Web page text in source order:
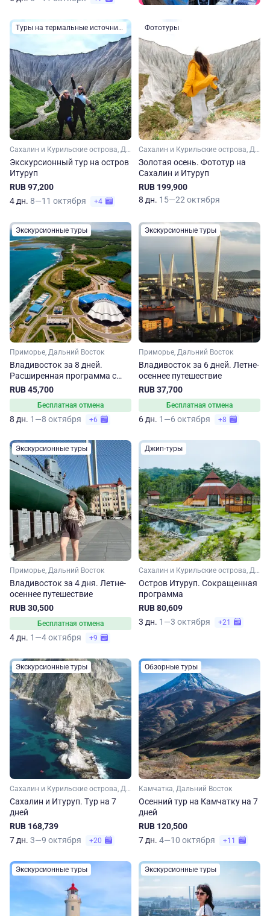
Туры на термальные источники
Сахалин и Курильские острова, Дальний Восток
Экскурсионный тур на остров
Итуруп
RUB 97,200
4 дн. 8—11 октября +4
Фототуры
Сахалин и Курильские острова, Дальний Восток
Золотая осень. Фототур на
Сахалин и Итуруп
RUB 199,900
8 дн. 15—22 октября
Экскурсионные туры
Приморье, Дальний Восток
Владивосток за 8 дней.
Расширенная программа с
отдыхом у моря
RUB 45,700
Бесплатная отмена
8 дн. 1—8 октября +6
Экскурсионные туры
Приморье, Дальний Восток
Владивосток за 6 дней. Летне-
осеннее путешествие
RUB 37,700
Бесплатная отмена
6 дн. 1—6 октября +8
Экскурсионные туры
Приморье, Дальний Восток
Владивосток за 4 дня. Летне-
осеннее путешествие
RUB 30,500
Бесплатная отмена
4 дн. 1—4 октября +9
Джип-туры
Сахалин и Курильские острова, Дальний Восток
Остров Итуруп. Сокращенная
программа
RUB 80,609
3 дн. 1—3 октября +21
Экскурсионные туры
Сахалин и Курильские острова, Дальний Восток
Сахалин и Итуруп. Тур на 7
дней
RUB 168,739
7 дн. 3—9 октября +20
Обзорные туры
Камчатка, Дальний Восток
Осенний тур на Камчатку на 7
дней
RUB 120,500
7 дн. 4—10 октября +11
Экскурсионные туры Экскурсионные туры